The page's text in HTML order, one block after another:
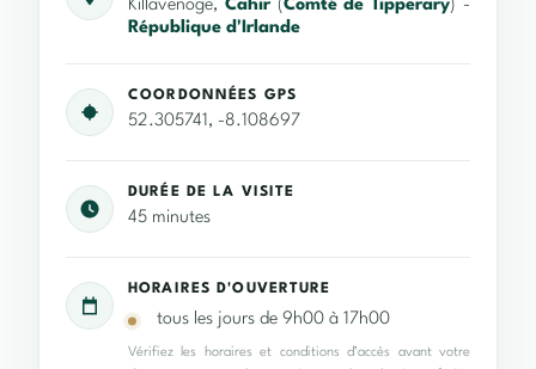
Killavenoge, Cahir(Comté de Tipperary) -
République d'Irlande
COORDONNÉES GPS
52.305741, -8.108697
DURÉE DE LA VISITE
45 minutes
HORAIRES D'OUVERTURE
tous les jours de 9h00 à 17h00
Vérifiez les horaires et conditions d’accès avant votre